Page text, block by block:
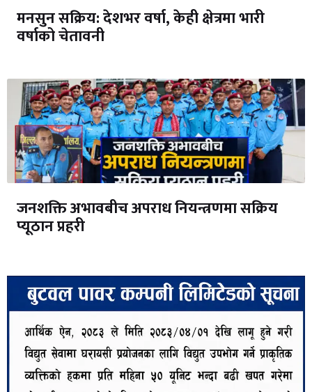
मनसुन सक्रिय: देशभर वर्षा, केही क्षेत्रमा भारी
वर्षाको चेतावनी
जनशक्ति अभावबीच अपराध नियन्त्रणमा सक्रिय
प्यूठान प्रहरी